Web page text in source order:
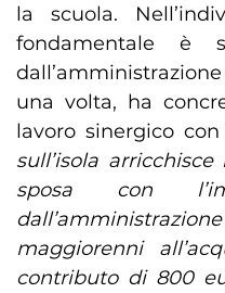
la scuola.
fondamentale è
una volta, ha
lavoro sinergico
sull’isola
sposa con
maggiorenni
contributo di 800